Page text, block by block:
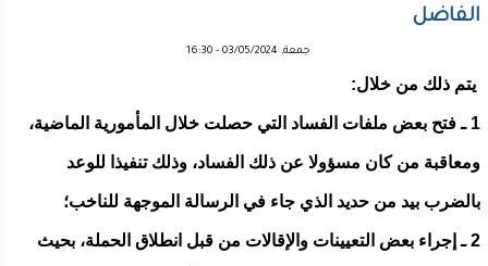
الفاضل
جمعة, 03/05/2024 - 16:30
يتم ذلك من خلال:
1 ـ فتح بعض ملفات الفساد التي حصلت خلال المأمورية الماضية،
ومعاقبة من كان مسؤولا عن ذلك الفساد، وذلك تنفيذا للوعد
بالضرب بيد من حديد الذي جاء في الرسالة الموجهة للناخب؛
2 ـ إجراء بعض التعيينات والإقالات من قبل انطلاق الحملة، بحيث